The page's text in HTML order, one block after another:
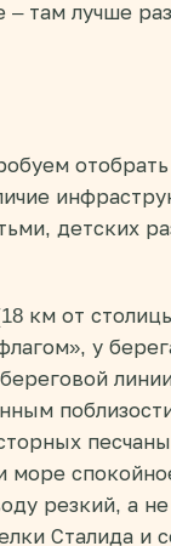
там лучше
детских
км от
у
море
резкий, а
Сталида и